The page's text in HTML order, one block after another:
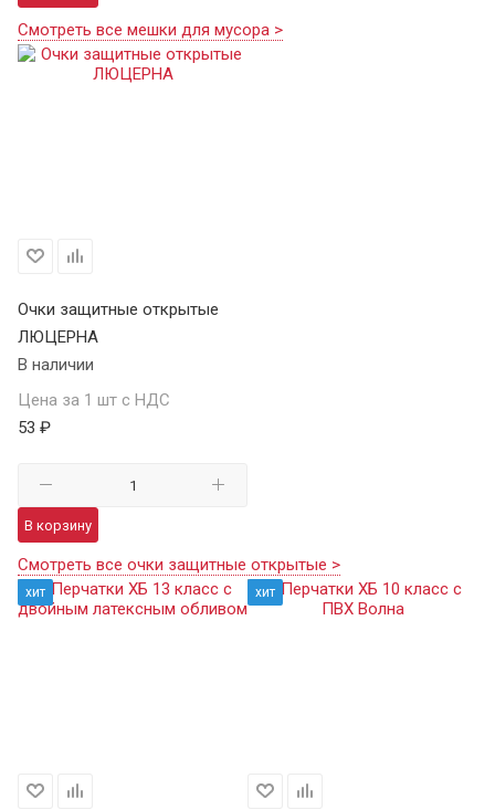
Смотреть все мешки для мусора >
Очки защитные открытые
ЛЮЦЕРНА
В наличии
Цена за 1 шт с НДС
53 ₽
В корзину
Смотреть все очки защитные открытые >
хит хит